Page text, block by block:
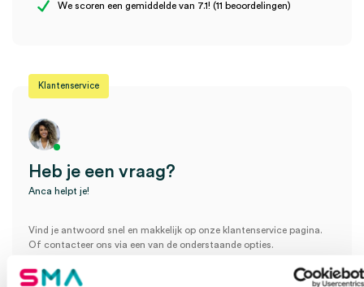
beoordelenWe scoren een gemiddelde van 7.1! (11 beoordelingen)
Klantenservice
Heb je een vraag?
Anca helpt je!
Vind je antwoord snel en makkelijk op onze klantenservice pagina.
Of contacteer ons via een van de onderstaande opties.
08:30 tot 17:00